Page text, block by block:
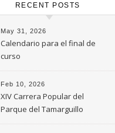
RECENT POSTS
May 31, 2026
Calendario para el final de
curso
Feb 10, 2026
XIV Carrera Popular del
Parque del Tamarguillo